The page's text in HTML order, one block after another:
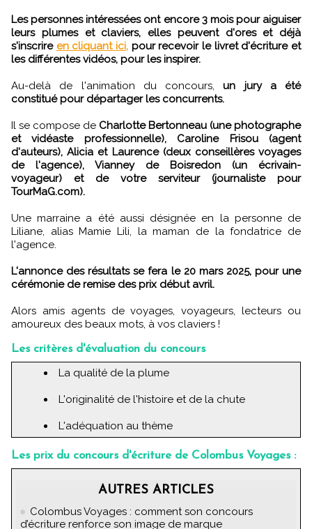
Les personnes intéressées ont encore 3 mois pour aiguiser
leurs plumes et claviers, elles peuvent d'ores et déjà
s'inscrire en cliquant ici, pour recevoir le livret d'écriture et
les différentes vidéos, pour les inspirer.
Au-delà de l'animation du concours,un jury a été
constitué pour départager les concurrents.
Il se compose de Charlotte Bertonneau (une photographe
et vidéaste professionnelle), Caroline Frisou (agent
d'auteurs), Alicia et Laurence (deux conseillères voyages
de l'agence), Vianney de Boisredon (un écrivain-
voyageur) et de votre serviteur (journaliste pour
TourMaG.com).
Une marraine a été aussi désignée en la personne de
Liliane, alias Mamie Lili, la maman de la fondatrice de
l'agence.
L'annonce des résultats se fera le 20 mars 2025, pour une
cérémonie de remise des prix début avril.
Alors amis agents de voyages, voyageurs, lecteurs ou
amoureux des beaux mots, à vos claviers !
Les critères d'évaluation du concours
La qualité de la plume
L'originalité de l'histoire et de la chute
L'adéquation au thème
Les prix du concours d'écriture de Colombus Voyages :
AUTRES ARTICLES
Colombus Voyages : comment son concours
d’écriture renforce son image de marque